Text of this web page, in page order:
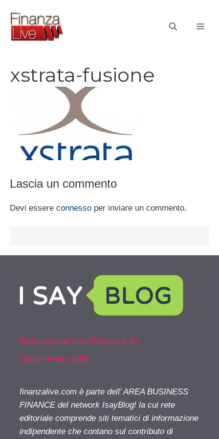
contenuto
xstrata-fusione
Lascia un commento
Devi essere connesso per inviare un commento.
Dichiarazione sulla Privacy (UE)
Cookie Policy (UE)
finanzalive.com è parte dell' AREA BUSINESS
FINANCE del network IsayBlog! la cui rete
editoriale comprende siti tematici di informazione
indipendente che contano sul contributo di